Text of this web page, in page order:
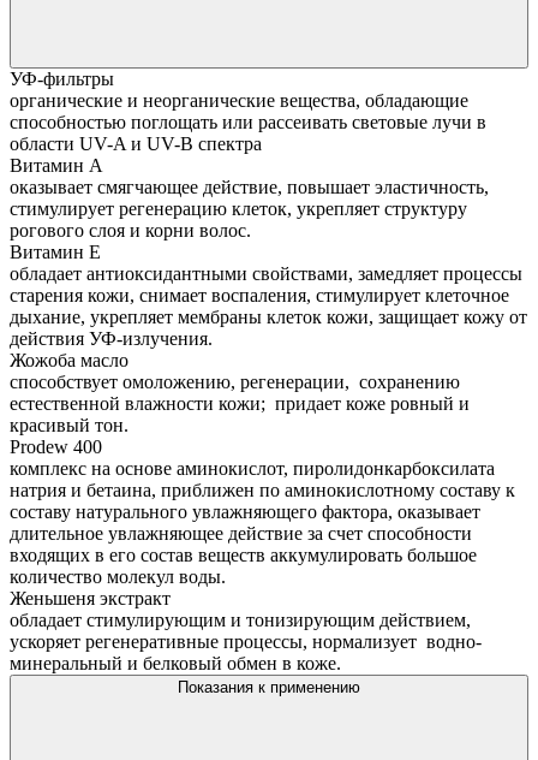
УФ-фильтры
органические и неорганические вещества, обладающие
способностью поглощать или рассеивать световые лучи в
области UV-A и UV-B спектра
Витамин А
оказывает смягчающее действие, повышает эластичность,
стимулирует регенерацию клеток, укрепляет структуру
рогового слоя и корни волос.
Витамин Е
обладает антиоксидантными свойствами, замедляет процессы
старения кожи, снимает воспаления, стимулирует клеточное
дыхание, укрепляет мембраны клеток кожи, защищает кожу от
действия УФ-излучения.
Жожоба масло
способствует омоложению, регенерации, сохранению
естественной влажности кожи; придает коже ровный и
красивый тон.
Prodew 400
комплекс на основе аминокислот, пиролидонкарбоксилата
натрия и бетаина, приближен по аминокислотному составу к
составу натурального увлажняющего фактора, оказывает
длительное увлажняющее действие за счет способности
входящих в его состав веществ аккумулировать большое
количество молекул воды.
Женьшеня экстракт
обладает стимулирующим и тонизирующим действием,
ускоряет регенеративные процессы, нормализует водно-
минеральный и белковый обмен в коже.
Показания к применению